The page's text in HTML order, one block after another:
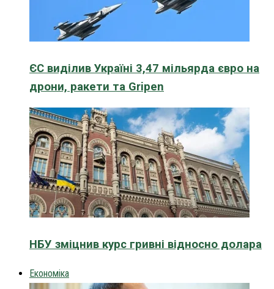
ЄС виділив Україні 3,47 мільярда євро на
дрони, ракети та Gripen
НБУ зміцнив курс гривні відносно долара
Економіка